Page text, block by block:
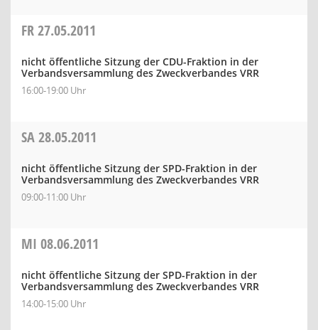
FR27.05.2011
nicht öffentliche Sitzung der CDU-Fraktion in der
Verbandsversammlung des Zweckverbandes VRR
16:00-19:00 Uhr
SA28.05.2011
nicht öffentliche Sitzung der SPD-Fraktion in der
Verbandsversammlung des Zweckverbandes VRR
09:00-11:00 Uhr
MI 08.06.2011
nicht öffentliche Sitzung der SPD-Fraktion in der
Verbandsversammlung des Zweckverbandes VRR
14:00-15:00 Uhr